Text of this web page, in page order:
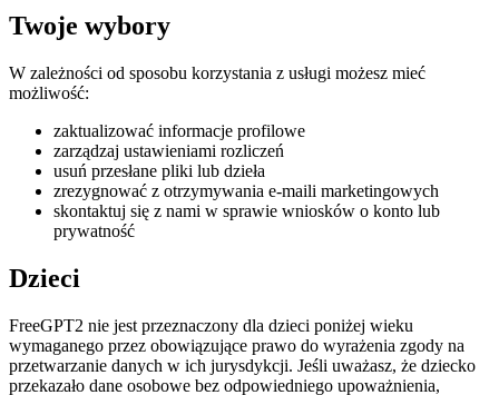
Twoje wybory
W zależności od sposobu korzystania z usługi możesz mieć
możliwość:
zaktualizować informacje profilowe
zarządzaj ustawieniami rozliczeń
usuń przesłane pliki lub dzieła
zrezygnować z otrzymywania e-maili marketingowych
skontaktuj się z nami w sprawie wniosków o konto lub
prywatność
Dzieci
FreeGPT2 nie jest przeznaczony dla dzieci poniżej wieku
wymaganego przez obowiązujące prawo do wyrażenia zgody na
przetwarzanie danych w ich jurysdykcji. Jeśli uważasz, że dziecko
przekazało dane osobowe bez odpowiedniego upoważnienia,